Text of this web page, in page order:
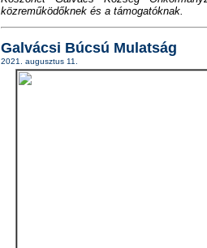
közreműködőknek és a támogatóknak.
Galvácsi Búcsú Mulatság
2021. augusztus 11.